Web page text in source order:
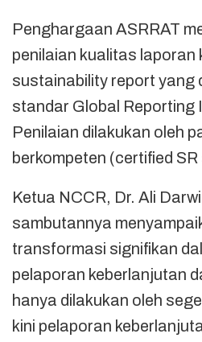
Penghargaan ASRRAT
penilaian kualitas laporan
sustainability report yang
standar Global Reporting
Penilaian dilakukan oleh
berkompeten (certified
Ketua NCCR, Dr. Ali
sambutannya
transformasi signifikan
pelaporan keberlanjutan
hanya dilakukan oleh
kini pelaporan